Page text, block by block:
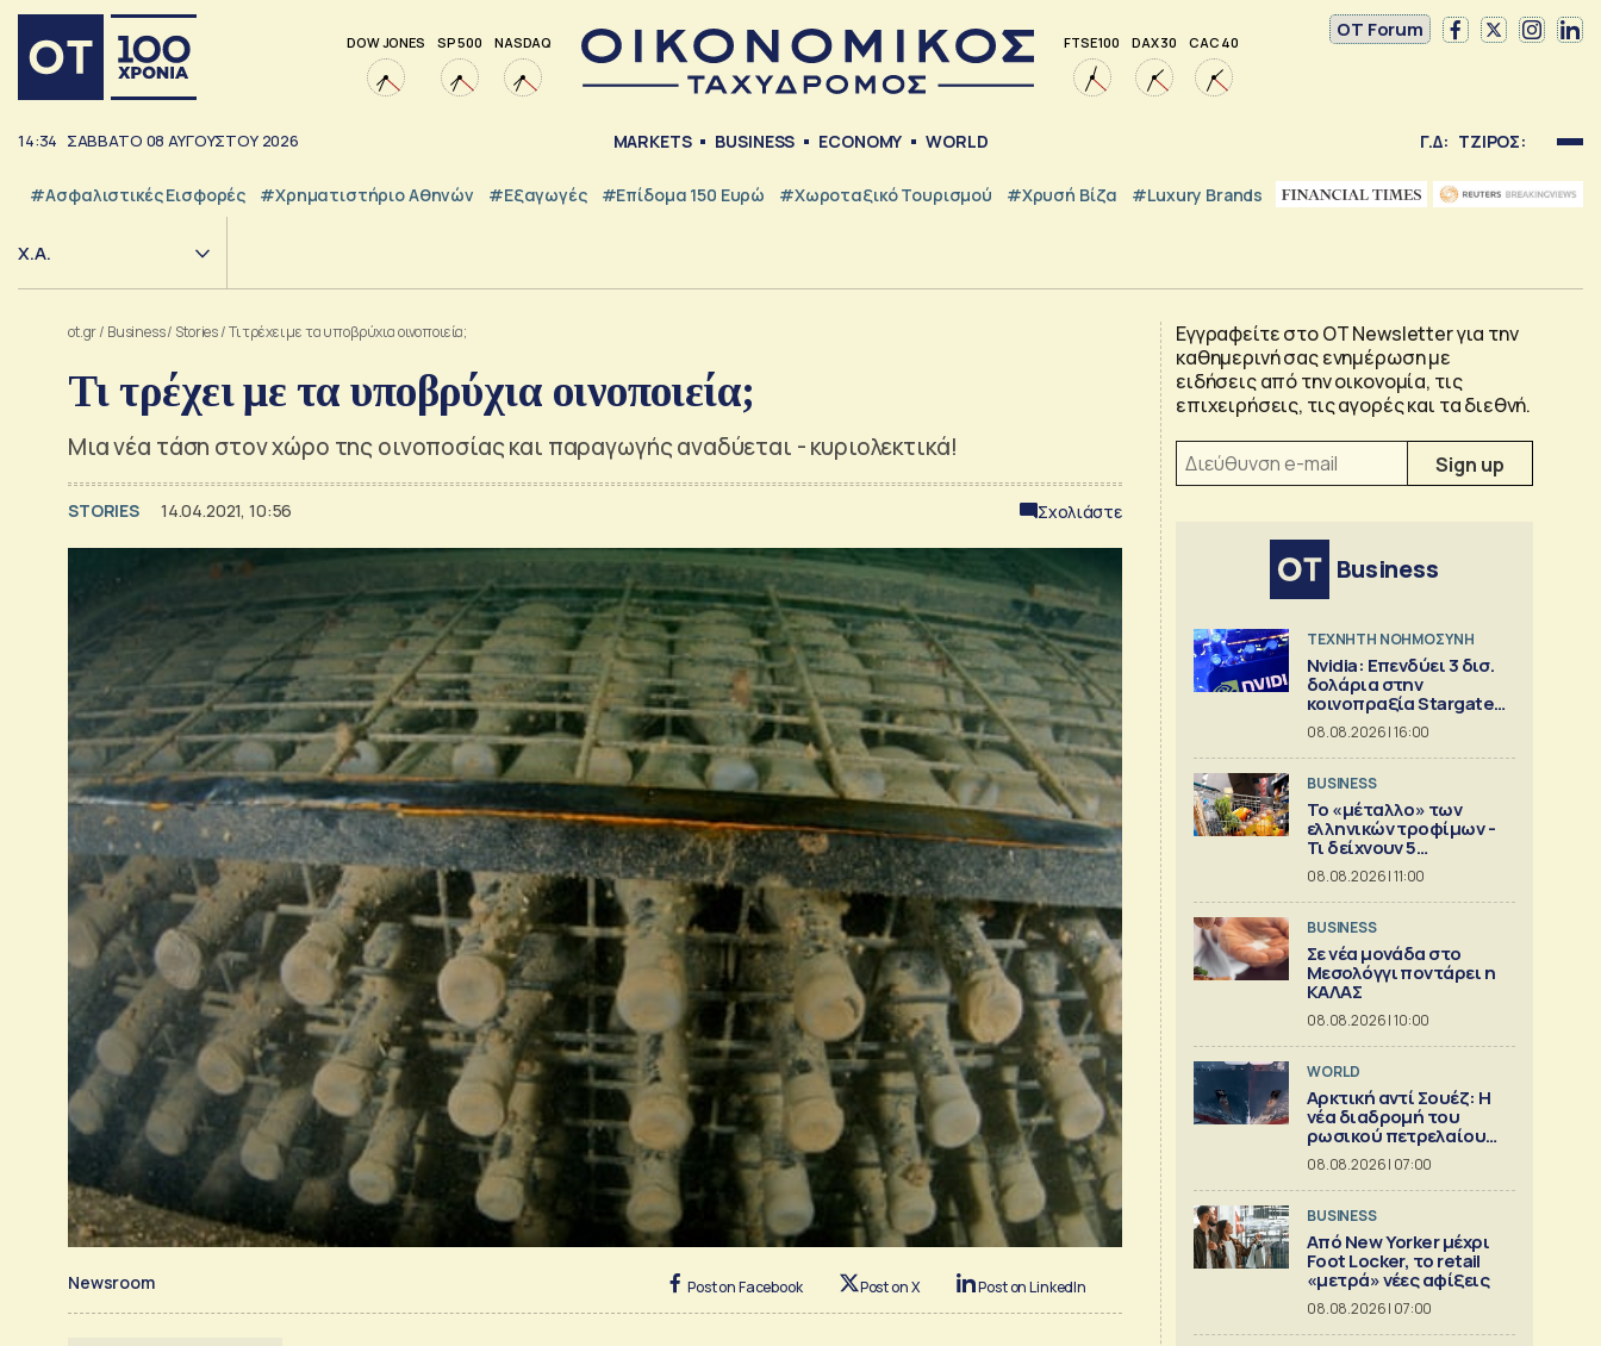
DOW JONES SP 500 NASDAQ FTSE 100 DAX 30 CAC 40
OT Forum
14:34 ΣΑΒΒΑΤΟ 08 ΑΥΓΟΥΣΤΟΥ 2026 MARKETS BUSINESS ECONOMY WORLD Γ.Δ: ΤΖΙΡΟΣ:
#Ασφαλιστικές Εισφορές #Χρηματιστήριο Αθηνών #εξαγωγές #Επίδομα 150 Ευρώ #Χωροταξικό Τουρισμού #Χρυσή Βίζα #luxury Brands
Χ.Α.
ot.gr/ Business/ Stories/Τι τρέχει με τα υποβρύχια οινοποιεία;
Τι τρέχει με τα υποβρύχια οινοποιεία;
Μια νέα τάση στον χώρο της οινοποσίας και παραγωγής αναδύεται - κυριολεκτικά!
STORIES 14.04.2021, 10:56 Σχολιάστε
Newsroom Post on Facebook Post on X Post on LinkedIn
Εγγραφείτε στο OT Newsletter για την
καθημερινή σας ενημέρωση με
ειδήσεις από την οικονομία, τις
επιχειρήσεις, τις αγορές και τα διεθνή.
Business
TΕΧΝΗΤΗ ΝΟΗΜΟΣΥΝΗ
Nvidia: Επενδύει 3 δισ.
δολάρια στην
κοινοπραξία Stargate
για κέντρα δεδομένων
08.08.2026 | 16:00
BUSINESS
Το «μέταλλο» των
ελληνικών τροφίμων -
Τι δείχνουν 5
ισολογισμοί
08.08.2026 | 11:00
BUSINESS
Σε νέα μονάδα στο
Μεσολόγγι ποντάρει η
ΚΑΛΑΣ
08.08.2026 | 10:00
WORLD
Αρκτική αντί Σουέζ: Η
νέα διαδρομή του
ρωσικού πετρελαίου
[Γράφημα]
08.08.2026 | 07:00
BUSINESS
Από New Yorker μέχρι
Foot Locker, το retail
«μετρά» νέες αφίξεις
08.08.2026 | 07:00